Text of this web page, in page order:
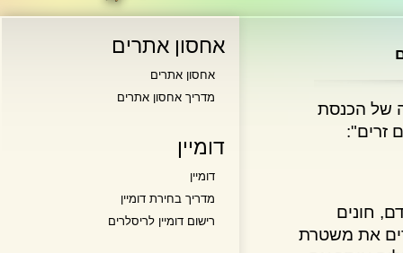
הכנסת
חונים
את משטרת
אחסון אתרים
אחסון אתרים
מדריך אחסון אתרים
דומיין
דומיין
מדריך בחירת דומיין
רישום דומיין לריסלרים